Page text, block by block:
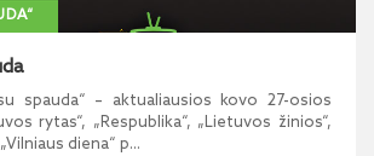
spauda“ – aktualiausios kovo 27-osios
rytas“, „Respublika“, „Lietuvos žinios“,
diena“ p...